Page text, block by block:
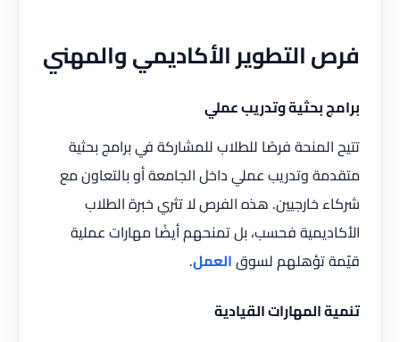
فرص التطوير الأكاديمي والمهني
برامج بحثية وتدريب عملي
تتيح المنحة فرصًا للطلاب للمشاركة في برامج بحثية
متقدمة وتدريب عملي داخل الجامعة أو بالتعاون مع
شركاء خارجيين. هذه الفرص لا تثري خبرة الطلاب
الأكاديمية فحسب، بل تمنحهم أيضًا مهارات عملية
قيّمة تؤهلهم لسوقالعمل.
تنمية المهارات القيادية